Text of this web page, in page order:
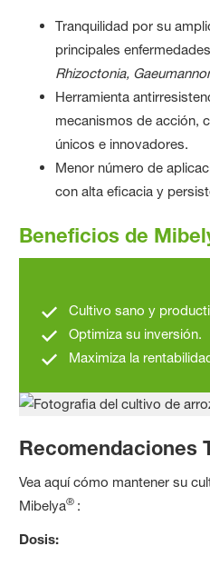
Tranquilidad por su
principales
Rhizoctonia,
Herramienta
mecanismos de acción,
únicos e innovadores.
Menor número de
con alta eficacia y
Beneficios de
Cultivo sano y
Optimiza su inversión.
Maximiza la
Recomendaciones
Vea aquí cómo mantener su
Mibelya® :
Dosis: